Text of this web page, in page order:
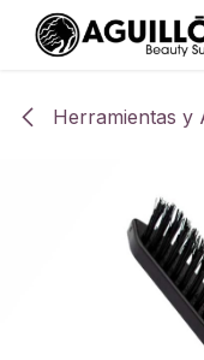
Ir al contenido
Herramientas y